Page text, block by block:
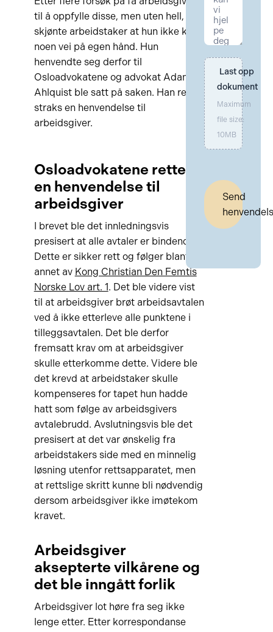
til å oppfylle disse, men uten hell,
skjønte arbeidstaker at hun ikke kom
noen vei på egen hånd. Hun
henvendte seg derfor til
Osloadvokatene og advokat Adam
Ahlquist ble satt på saken. Han rettet
straks en henvendelse til
arbeidsgiver.
Osloadvokatene rettet
en henvendelse til
arbeidsgiver
I brevet ble det innledningsvis
presisert at alle avtaler er bindende.
Dette er sikker rett og følger blant
annet av Kong Christian Den Femtis
Norske Lov art. 1. Det ble videre vist
til at arbeidsgiver brøt arbeidsavtalen
ved å ikke etterleve alle punktene i
tilleggsavtalen. Det ble derfor
fremsatt krav om at arbeidsgiver
skulle etterkomme dette. Videre ble
det krevd at arbeidstaker skulle
kompenseres for tapet hun hadde
hatt som følge av arbeidsgivers
avtalebrudd. Avslutningsvis ble det
presisert at det var ønskelig fra
arbeidstakers side med en minnelig
løsning utenfor rettsapparatet, men
at rettslige skritt kunne bli nødvendig
dersom arbeidsgiver ikke imøtekom
kravet.
Arbeidsgiver
aksepterte vilkårene og
det ble inngått forlik
Arbeidsgiver lot høre fra seg ikke
lenge etter. Etter korrespondanse
Last opp
dokument
Maximum
file size:
10MB
Send